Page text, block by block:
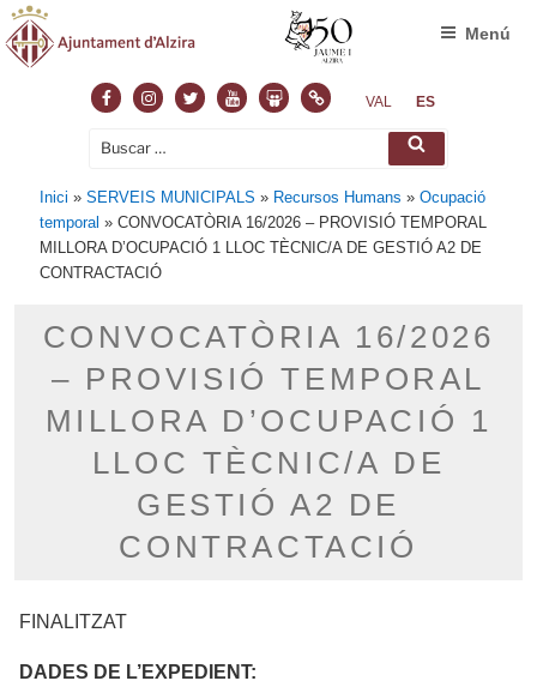
FacebookInstagram
TwitterYoutubeSlideshare
NormasVAL ES
Buscar
Buscar
Menú
Inici »SERVEIS MUNICIPALS » Recursos Humans »Ocupació
temporal »CONVOCATÒRIA 16/2026 – PROVISIÓ TEMPORAL
MILLORA D’OCUPACIÓ 1 LLOC TÈCNIC/A DE GESTIÓ A2 DE
CONTRACTACIÓ
CONVOCATÒRIA 16/2026
– PROVISIÓ TEMPORAL
MILLORA D’OCUPACIÓ 1
LLOC TÈCNIC/A DE
GESTIÓ A2 DE
CONTRACTACIÓ
FINALITZAT
DADES DE L’EXPEDIENT: